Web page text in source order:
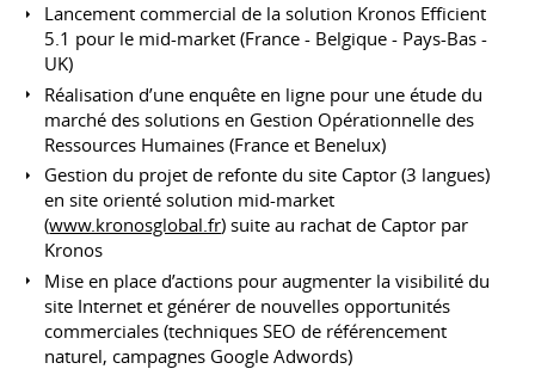
Lancement commercial de la solution Kronos Efficient
5.1 pour le mid-market (France - Belgique - Pays-Bas -
UK)
Réalisation d’une enquête en ligne pour une étude du
marché des solutions en Gestion Opérationnelle des
Ressources Humaines (France et Benelux)
Gestion du projet de refonte du site Captor (3 langues)
en site orienté solution mid-market
(www.kronosglobal.fr) suite au rachat de Captor par
Kronos
Mise en place d’actions pour augmenter la visibilité du
site Internet et générer de nouvelles opportunités
commerciales (techniques SEO de référencement
naturel, campagnes Google Adwords)